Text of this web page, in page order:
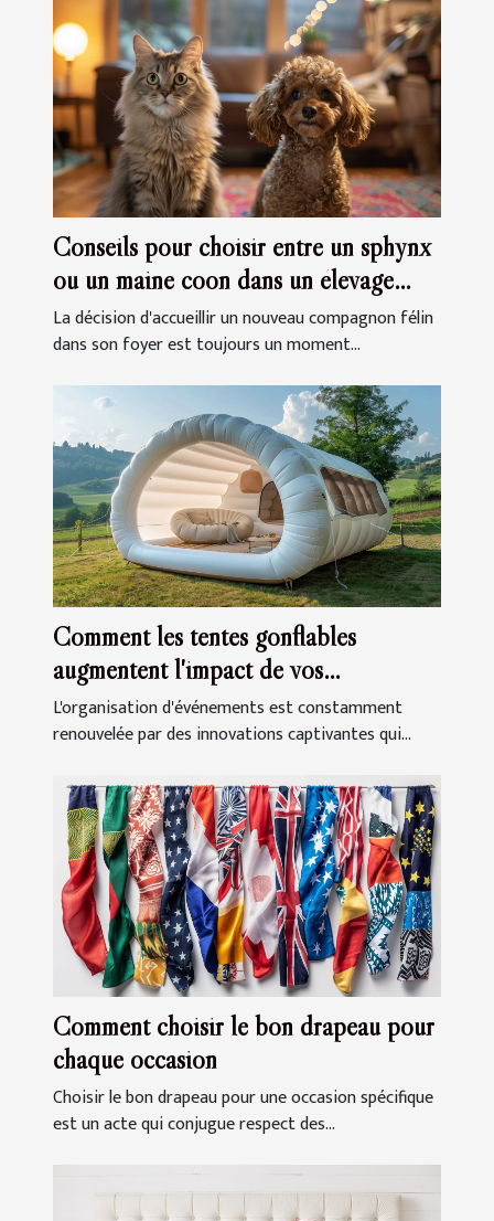
Conseils pour choisir entre un sphynx
ou un maine coon dans un élevage
familial
La décision d'accueillir un nouveau compagnon félin
dans son foyer est toujours un moment...
Comment les tentes gonflables
augmentent l'impact de vos
événements
L'organisation d'événements est constamment
renouvelée par des innovations captivantes qui...
Comment choisir le bon drapeau pour
chaque occasion
Choisir le bon drapeau pour une occasion spécifique
est un acte qui conjugue respect des...